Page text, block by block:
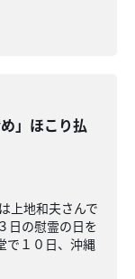
」ほこり払
上地和夫さんで
日の慰霊の日を
で１０日、沖縄